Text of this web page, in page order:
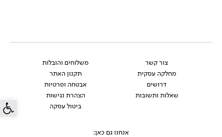
פתח
צור קשר
מחלקה עסקית
דרושים
שאלות ותשובות
משלוחים והובלות
תקנון האתר
אבטחה ופרטיות
הצהרת נגישות
ביטול עסקה
אנחנו גם כאן: